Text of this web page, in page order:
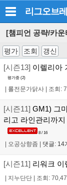
리그오브
[챔피언 공략/카운
평가 조회 갱신
[시즌13] 이렐리아
평가중 (2)
롤전문가닭사 조회:
[시즌11] GM1) 그
리고 라인관리까지
8 / 16
| 오공상향좀 | 댓글: 14
[시즌11] 리워크 이
| 지누단단 | 조회: